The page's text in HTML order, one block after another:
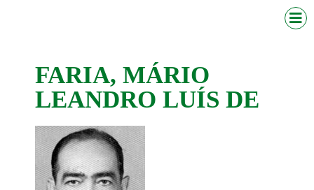
FARIA, MÁRIO
LEANDRO LUÍS DE